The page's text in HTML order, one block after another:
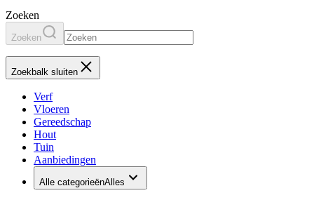
Zoeken
Zoeken
Zoekbalk sluiten
Verf
Vloeren
Gereedschap
Hout
Tuin
Aanbiedingen
Alle categorieënAlles